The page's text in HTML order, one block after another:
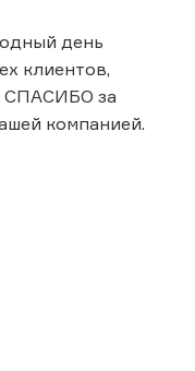
день
клиентов,
СПАСИБО за
компанией.